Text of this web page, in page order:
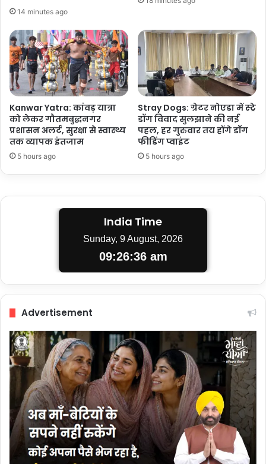
14 minutes ago
Kanwar Yatra: कांवड़ यात्रा
को लेकर गौतमबुद्धनगर
प्रशासन अलर्ट, सुरक्षा से स्वास्थ्य
तक व्यापक इंतजाम
5 hours ago
Stray Dogs: ग्रेटर नोएडा में स्ट्रे
डॉग विवाद सुलझाने की नई
पहल, हर गुरुवार तय होंगे डॉग
फीडिंग प्वाइंट
5 hours ago
India Time
Sunday, 9 August, 2026
09:26:37 am
Advertisement